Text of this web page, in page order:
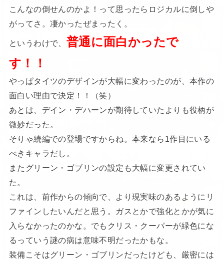
こんなの倒せんのかよ！って思ったらロジカルに倒しや
がってさ。凄かったぜまったく。
というわけで、 普通に面白かったで
す！！
やっぱタイツのデザインが大幅に変わったのが、本作の
面白い理由で決定！！（笑）
あとは、デイン・デハーンが期待していたよりも役柄が
微妙だった。
そりゃ続編での登場ですからね。本来なら1作目にいる
べきキャラだし。
またグリーン・ゴブリンの設定も大幅に変更されてい
た。
これは、前作からの傾向で、より現実味のあるようにリ
ファインしたいんだと思う。ガスとかで強化とかが気に
入らなかったのかな。でもクリス・クーパーが緑色にな
るっていう謎の病は意味不明だったかもな。
装備こそはグリーン・ゴブリンだったけども、厳密には